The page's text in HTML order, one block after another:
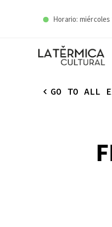
Horario: miércoles
GO TO ALL